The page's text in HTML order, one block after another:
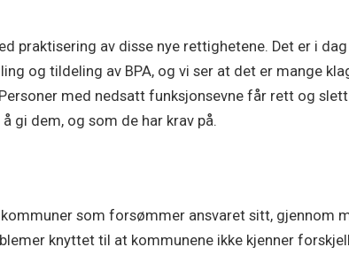
praktisering av disse nye rettighetene. Det er i
og tildeling av BPA, og vi ser at det er mange
med nedsatt funksjonsevne får rett og
gi dem, og som de har krav på.
som forsømmer ansvaret sitt, gjennom
knyttet til at kommunene ikke kjenner